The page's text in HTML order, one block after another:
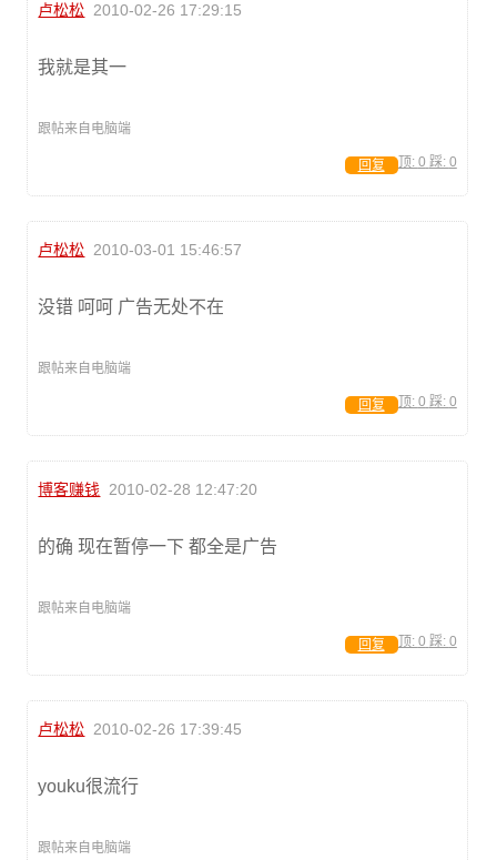
卢松松 2010-02-26 17:29:15
我就是其一
跟帖来自电脑端
顶: 0 踩: 0
回复
卢松松 2010-03-01 15:46:57
没错 呵呵 广告无处不在
跟帖来自电脑端
顶: 0 踩: 0
回复
博客赚钱 2010-02-28 12:47:20
的确 现在暂停一下 都全是广告
跟帖来自电脑端
顶: 0 踩: 0
回复
卢松松 2010-02-26 17:39:45
youku很流行
跟帖来自电脑端